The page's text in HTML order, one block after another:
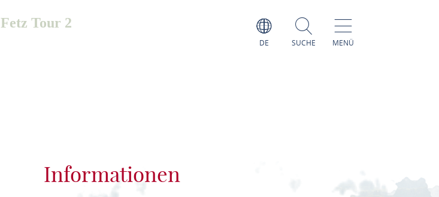
DE SUCHE MENÜ
Fetz Tour 2
Informationen